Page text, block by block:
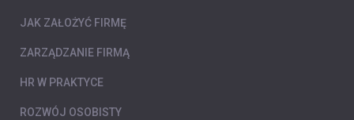
JAK ZAŁOŻYĆ FIRMĘ
ZARZĄDZANIE FIRMĄ
HR W PRAKTYCE
ROZWÓJ OSOBISTY